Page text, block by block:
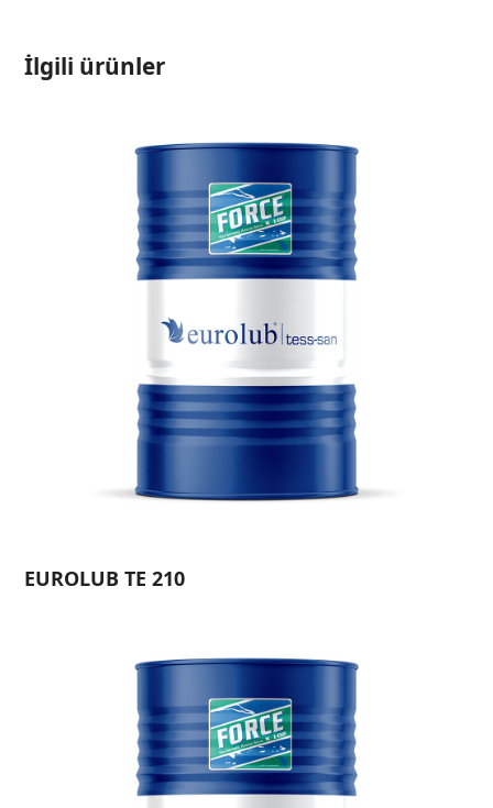
İlgili ürünler
EUROLUB TE 210